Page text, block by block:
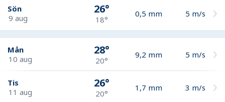
Sön
9 aug
26°
18°
0,5 mm 5 m/s
Mån
10 aug
28°
20°
9,2 mm 5 m/s
Tis
11 aug
26°
20°
1,7 mm 3 m/s